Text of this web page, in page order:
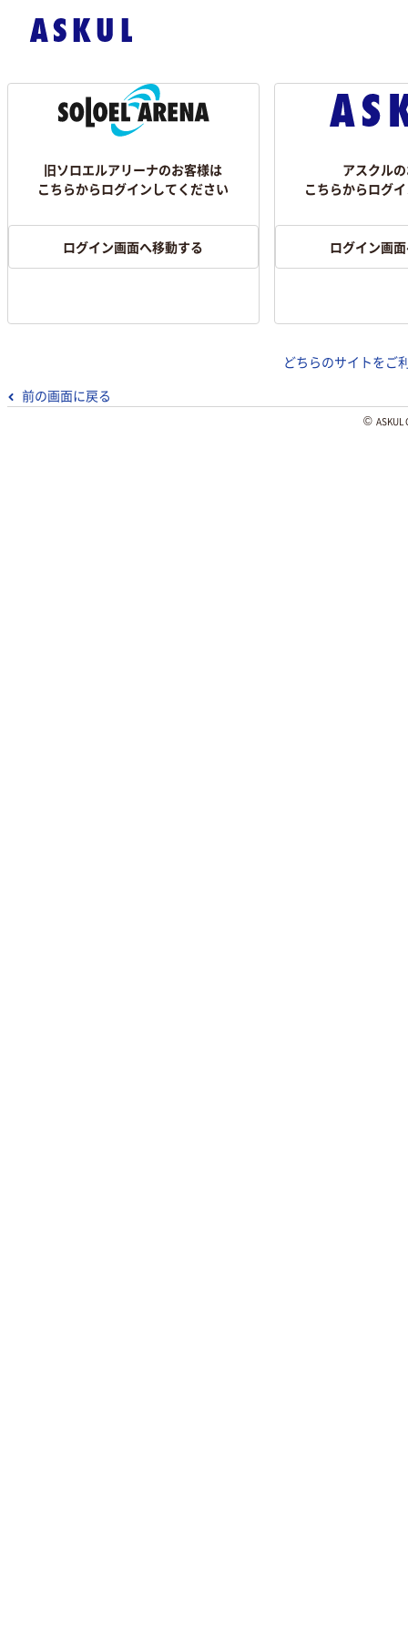
旧ソロエルアリーナのお客様は
こちらからログインしてください
ログイン画面へ移動する
アスクル
こちらからログ
ログイン画
どちらのサイトをご
前の画面に戻る
©